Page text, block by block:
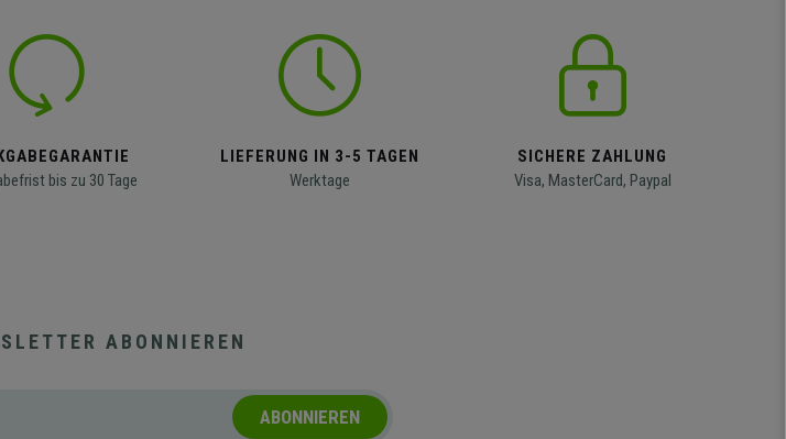
bis zu 30 Tage
LIEFERUNG IN 3-5 TAGEN
Werktage
SICHERE ZAHLUNG
Visa, MasterCard, Paypal
ABONNIEREN
ABONNIEREN